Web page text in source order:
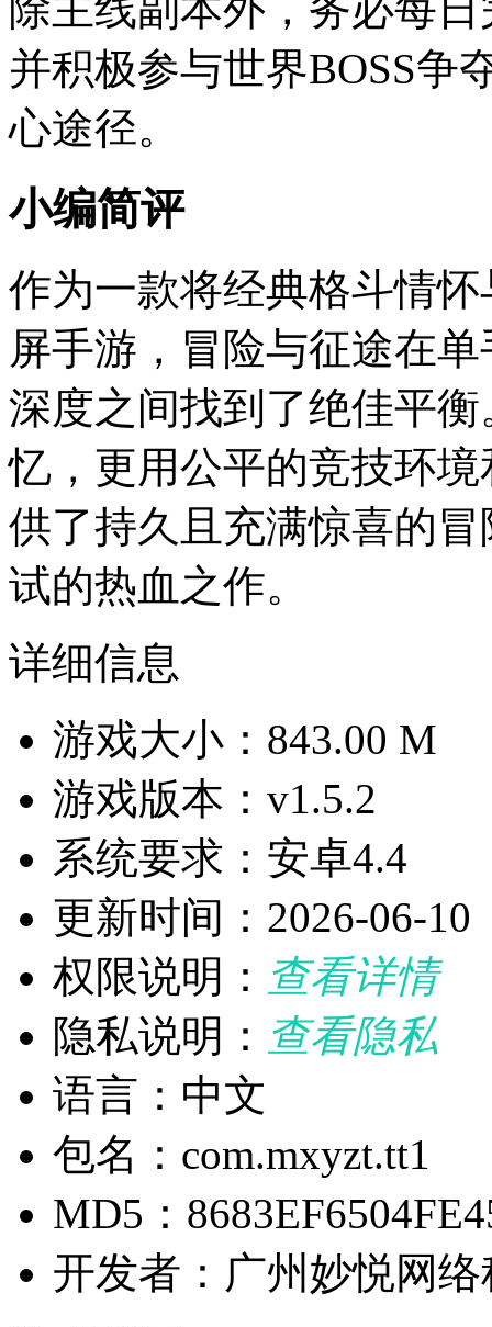
并积极参与世界BOSS争
心途径。
小编简评
作为一款将经典格斗情
屏手游，冒险与征途在
深度之间找到了绝佳平
忆，更用公平的竞技环
供了持久且充满惊喜的
试的热血之作。
详细信息
游戏大小：843.00 M
游戏版本：v1.5.2
系统要求：安卓4.4
更新时间：2026-06-10
权限说明： 查看详情
隐私说明： 查看隐私
语言：中文
包名：com.mxyzt.tt1
MD5：
开发者：广州妙悦网